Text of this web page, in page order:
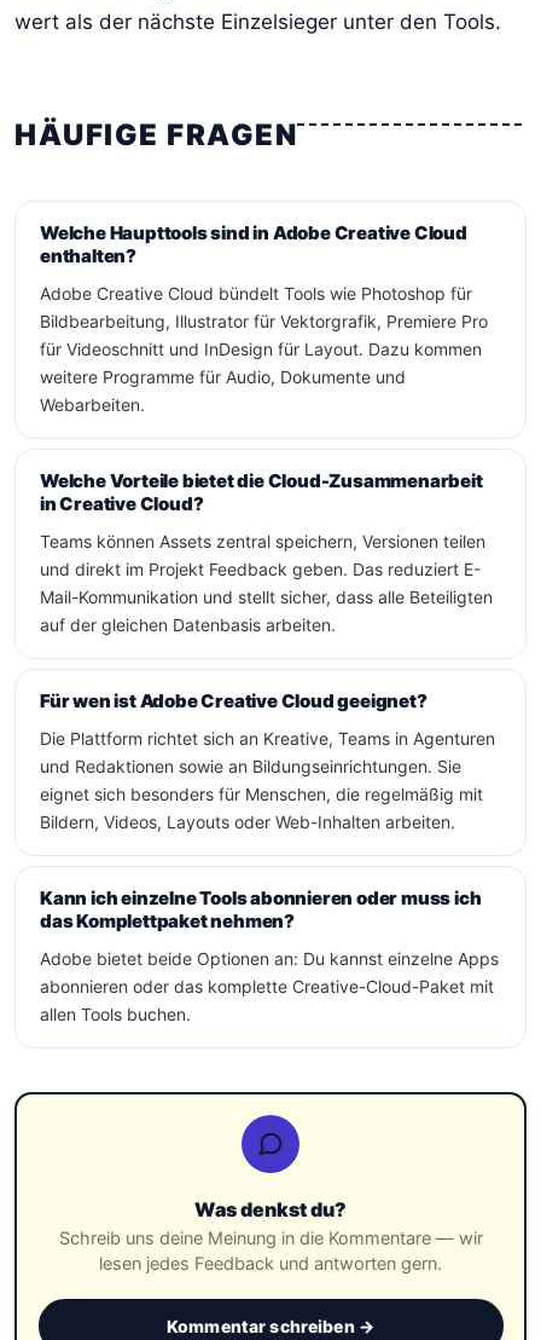
wert als der nächste Einzelsieger unter den Tools.
HÄUFIGE FRAGEN
Welche Haupttools sind in Adobe Creative Cloud
enthalten?
Adobe Creative Cloud bündelt Tools wie Photoshop für
Bildbearbeitung, Illustrator für Vektorgrafik, Premiere Pro
für Videoschnitt und InDesign für Layout. Dazu kommen
weitere Programme für Audio, Dokumente und
Webarbeiten.
Welche Vorteile bietet die Cloud-Zusammenarbeit
in Creative Cloud?
Teams können Assets zentral speichern, Versionen teilen
und direkt im Projekt Feedback geben. Das reduziert E-
Mail-Kommunikation und stellt sicher, dass alle Beteiligten
auf der gleichen Datenbasis arbeiten.
Für wen ist Adobe Creative Cloud geeignet?
Die Plattform richtet sich an Kreative, Teams in Agenturen
und Redaktionen sowie an Bildungseinrichtungen. Sie
eignet sich besonders für Menschen, die regelmäßig mit
Bildern, Videos, Layouts oder Web-Inhalten arbeiten.
Kann ich einzelne Tools abonnieren oder muss ich
das Komplettpaket nehmen?
Adobe bietet beide Optionen an: Du kannst einzelne Apps
abonnieren oder das komplette Creative-Cloud-Paket mit
allen Tools buchen.
Was denkst du?
Schreib uns deine Meinung in die Kommentare — wir
lesen jedes Feedback und antworten gern.
Kommentar schreiben →